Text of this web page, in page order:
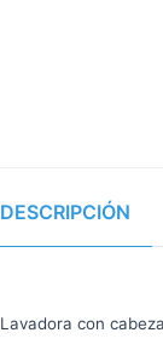
DESCRIPCIÓN
Lavadora con